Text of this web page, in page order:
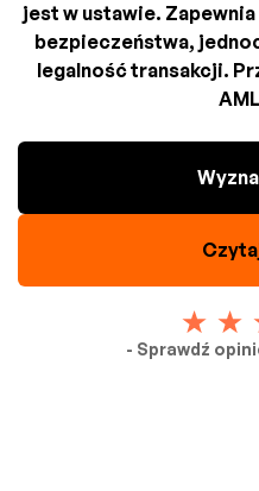
jest w ustawie.
bezpieczeństwa,
legalność transakcji.
AML
- Sprawdź